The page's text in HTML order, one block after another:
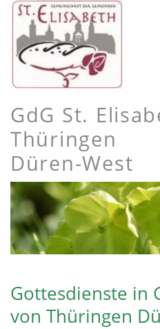
GdG St.
Thüringen
Düren-West
Gottesdienste in
von Thüringen